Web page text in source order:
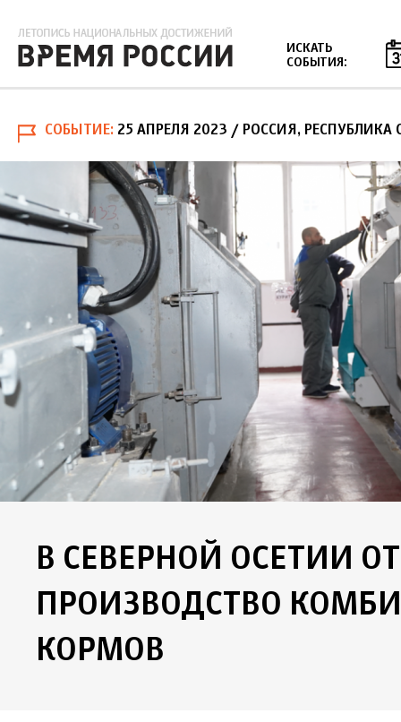
ИСКАТЬ
СОБЫТИЯ:
СОБЫТИЕ 25 АПРЕЛЯ 2023 / РОССИЯ, РЕСПУБЛИКА
В СЕВЕРНОЙ ОСЕТИИ
ПРОИЗВОДСТВО
КОРМОВ